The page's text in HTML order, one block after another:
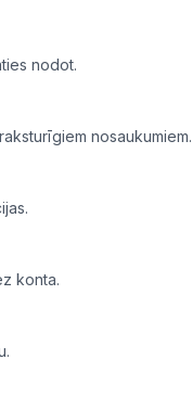
nodot.
nosaukumiem.
konta.